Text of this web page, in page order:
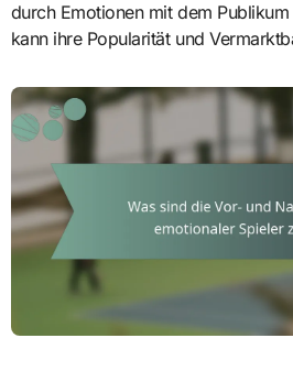
durch Emotionen mit dem
kann ihre Popularität und